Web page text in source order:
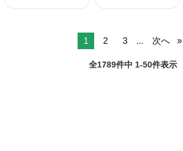
1 2 3 ... 次へ
全1789件中 1-50件表示